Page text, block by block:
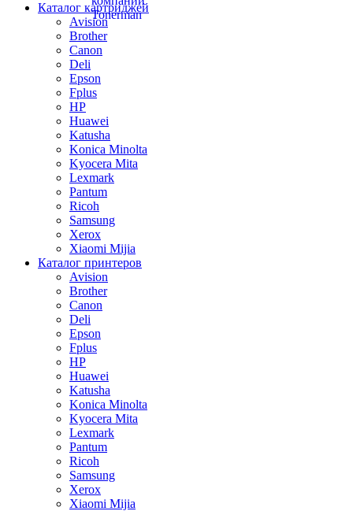
Каталог картриджей
Avision
Brother
Canon
Deli
Epson
Fplus
HP
Huawei
Katusha
Konica Minolta
Kyocera Mita
Lexmark
Pantum
Ricoh
Samsung
Xerox
Xiaomi Mijia
Каталог принтеров
Avision
Brother
Canon
Deli
Epson
Fplus
HP
Huawei
Katusha
Konica Minolta
Kyocera Mita
Lexmark
Pantum
Ricoh
Samsung
Xerox
Xiaomi Mijia